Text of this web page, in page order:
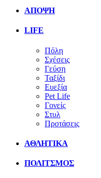
ΑΠΟΨΗ
LIFE
Πόλη
Σχέσεις
Γεύση
Ταξίδι
Ευεξία
Pet Life
Γονείς
Στυλ
Προτάσεις
ΑΘΛΗΤΙΚΑ
ΠΟΛΙΤΣΜΟΣ